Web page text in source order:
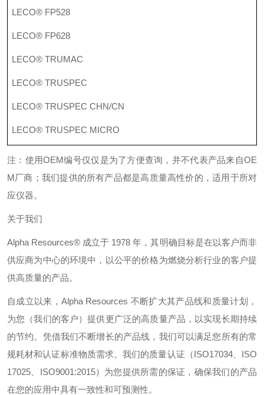
LECO® FP528
LECO® FP628
LECO® TRUMAC
LECO® TRUSPEC
LECO® TRUSPEC CHN/CN
LECO® TRUSPEC MICRO
注：使用OEM编号仅仅是为了方便查询，并不代表产品来自OE
M厂商；我们提供的所有产品都是高质量高性价的，适用于所对
应仪器。
关于我们
Alpha Resources® 成立于 1978年，其明确目标是在以客户而非
供应商为中心的环境中，以公平的价格为燃烧分析行业的客户提
供高质量的产品。
自成立以来， Alpha Resources 不断扩大其产品线和质量计划，
为您（我们的客户）提供更广泛的高质量产品，以实现长期持续
的节约。凭借我们不断增长的产品线，我们可以满足您所有的常
规耗材和认证标准物质需求。我们的质量认证（ISO17034、 ISO
17025
ISO9001:2015）为您提供所需的保证，确保我们的产品
在您的应用中具有一致性和可预测性。